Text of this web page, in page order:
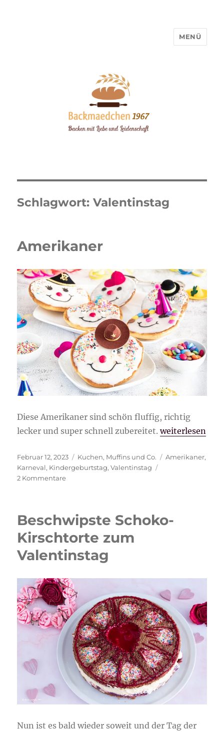
MENÜ
Schlagwort:Valentinstag
Amerikaner
Diese Amerikaner sind schön fluffig, richtig
lecker und super schnell zubereitet.„Amerikaner“
weiterlesen
Veröffentlicht
am
Februar 12, 2023 Kategorien
Kuchen, Muffins und Co. Schlagwörter
Amerikaner,
Karneval, Kindergeburtstag,Valentinstag
2 Kommentarezu
Beschwipste Schoko-
Kirschtorte zum
Valentinstag
Nun ist es bald wieder soweit und der Tag der